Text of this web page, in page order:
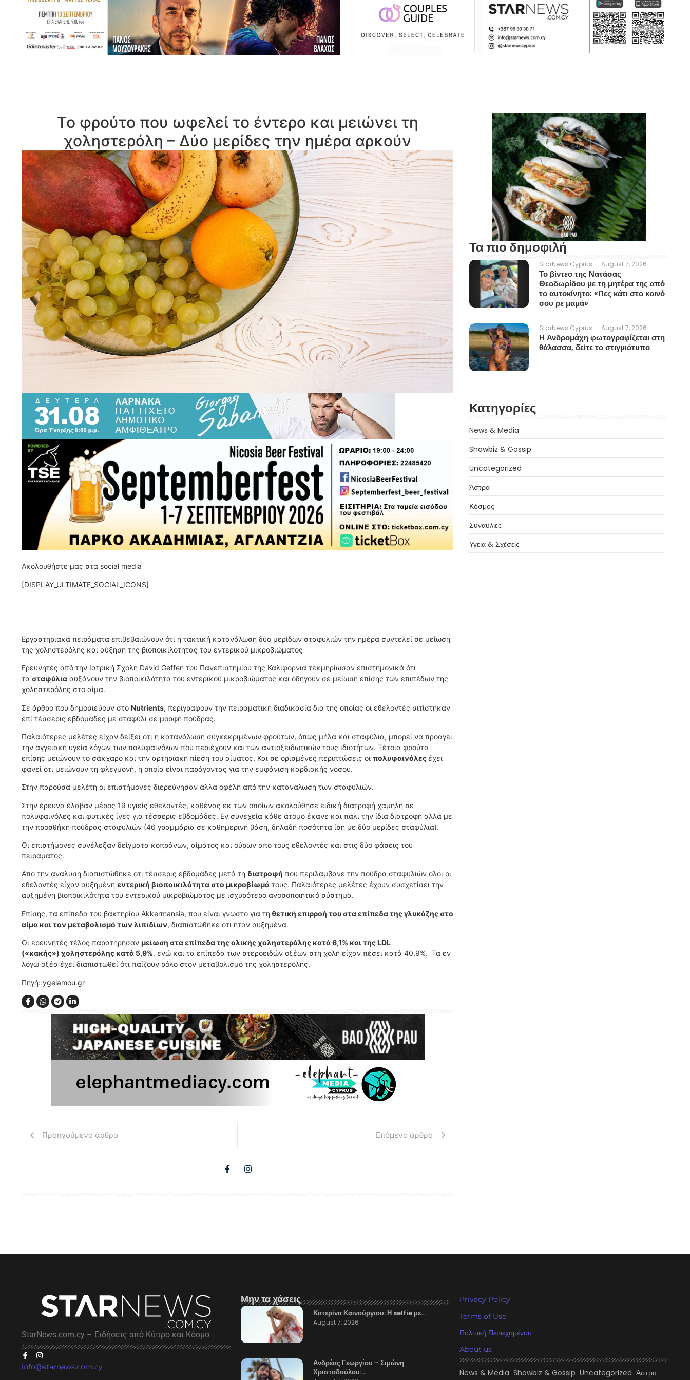
Το φρούτο που ωφελεί το έντερο και μειώνει τη
χοληστερόλη – Δύο μερίδες την ημέρα αρκούν
Ακολουθήστε μας στα social media
[DISPLAY_ULTIMATE_SOCIAL_ICONS]
Εργαστηριακά πειράματα επιβεβαιώνουν ότι η τακτική κατανάλωση δύο μερίδων σταφυλιών την ημέρα συντελεί σε μείωση
της χοληστερόλης και αύξηση της βιοποικιλότητας του εντερικού μικροβιώματος
Ερευνητές από την Ιατρική Σχολή David Geffen του Πανεπιστημίου της Καλιφόρνια τεκμηρίωσαν επιστημονικά ότι
τα σταφύλια αυξάνουν την βιοποικιλότητα του εντερικού μικροβιώματος και οδήγουν σε μείωση επίσης των επιπέδων της
χοληστερόλης στο αίμα.
Σε άρθρο που δημοσιεύουν στο Nutrients, περιγράφουν την πειραματική διαδικασία δια της οποίας οι εθελοντές σιτίστηκαν
επί τέσσερις εβδομάδες με σταφύλι σε μορφή πούδρας.
Παλαιότερες μελέτες είχαν δείξει ότι η κατανάλωση συγκεκριμένων φρούτων, όπως μήλα και σταφύλια, μπορεί να προάγει
την αγγειακή υγεία λόγων των πολυφαινόλων που περιέχουν και των αντιοξειδωτικών τους ιδιοτήτων. Τέτοια φρούτα
επίσης μειώνουν το σάκχαρο και την αρτηριακή πίεση του αίματος. Και σε ορισμένες περιπτώσεις οι πολυφαινόλεςέχει
φανεί ότι μειώνουν τη φλεγμονή, η οποία είναι παράγοντας για την εμφάνιση καρδιακής νόσου.
Στην παρούσα μελέτη οι επιστήμονες διερεύνησαν άλλα οφέλη από την κατανάλωση των σταφυλιών.
Στην έρευνα έλαβαν μέρος 19 υγιείς εθελοντές, καθένας εκ των οποίων ακολούθησε ειδική διατροφή χαμηλή σε
πολυφαινόλες και φυτικές ίνες για τέσσερις εβδομάδες. Εν συνεχεία κάθε άτομο έκανε και πάλι την ίδια διατροφή αλλά με
την προσθήκη πούδρας σταφυλιών (46 γραμμάρια σε καθημερινή βάση, δηλαδή ποσότητα ίση με δύο μερίδες σταφύλια).
Οι επιστήμονες συνέλεξαν δείγματα κοπράνων, αίματος και ούρων από τους εθελοντές και στις δύο φάσεις του
πειράματος.
Από την ανάλυση διαπιστώθηκε ότι τέσσερις εβδομάδες μετά τη διατροφή που περιλάμβανε την πούδρα σταφυλιών όλοι οι
εθελοντές είχαν αυξημένη εντερική βιοποικιλότητα στο μικροβίωμά τους. Παλαιότερες μελέτες έχουν συσχετίσει την
αυξημένη βιοποικιλότητα του εντερικού μικροβιώματος με ισχυρότερο ανοσοποιητικό σύστημα.
Επίσης, τα επίπεδα του βακτηρίου Akkermansia, που είναι γνωστό για τη θετική επιρροή του στα επίπεδα της γλυκόζης στο
αίμα και τον μεταβολισμό των λιπιδίων, διαπιστώθηκε ότι ήταν αυξημένα.
Οι ερευνητές τέλος παρατήρησαν μείωση στα επίπεδα της ολικής χοληστερόλης κατά 6,1% και της LDL
(«κακής») χοληστερόλης κατά 5,9%, ενώ και τα επίπεδα των στεροειδών οξέων στη χολή είχαν πέσει κατά 40,9%. Τα εν
λόγω οξέα έχει διαπιστωθεί ότι παίζουν ρόλο στον μεταβολισμό της χοληστερόλης.
Πηγή: ygeiamou.gr
Προηγούμενο άρθρο Επόμενο άρθρο
Τα πιο δημοφιλή
StarNews Cyprus - August 7, 2026 -
Το βίντεο της Νατάσας
Θεοδωρίδου με τη μητέρα της από
το αυτοκίνητο: «Πες κάτι στο κοινό
σου ρε μαμά»
StarNews Cyprus - August 7, 2026 -
Η Ανδρομάχη φωτογραφίζεται στη
θάλασσα, δείτε το στιγμιότυπο
Κατηγορίες
News & Media
Showbiz & Gossip
Uncategorized
Άστρα
Κόσμος
Συναυλιες
Υγεία & Σχέσεις
StarNews.com.cy – Ειδήσεις από Κύπρο και Κόσμο
info@starnews.com.cy
Μην τα χάσεις
Κατερίνα Καινούργιου: Η selfie με…
August 7, 2026
Ανδρέας Γεωργίου – Σιμώνη
Χριστοδούλου:…
Privacy Policy
Terms of Use
Πολιτική Περιεχομένου
About us
News & Media Showbiz & Gossip Uncategorized Άστρα